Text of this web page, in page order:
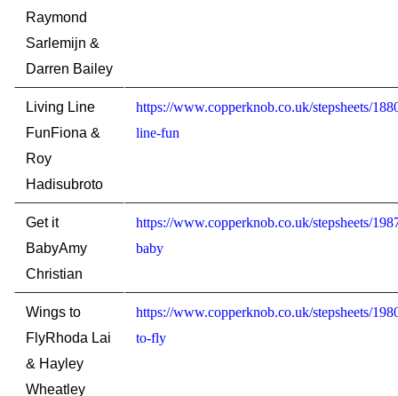
Raymond
Sarlemijn &
Darren Bailey
Living Line
FunFiona &
Roy
Hadisubroto
https://www.copperknob.co.uk/stepsheets/
line-fun
Get it
BabyAmy
Christian
https://www.copperknob.co.uk/stepsheets/
baby
Wings to
FlyRhoda Lai
& Hayley
Wheatley
https://www.copperknob.co.uk/stepsheets/
to-fly